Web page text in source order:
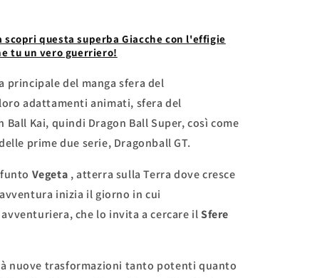
scopri questa superba Giacche con l'effigie
tu un vero guerriero!
principale del manga sfera del
adattamenti animati, sfera del
Ball Kai, quindi Dragon Ball Super, così come
prime due serie, Dragonball GT.
Vegeta , atterra sulla Terra dove cresce
inizia il giorno in cui
che lo invita a cercare ilSfere
nuove trasformazioni tanto potenti quanto